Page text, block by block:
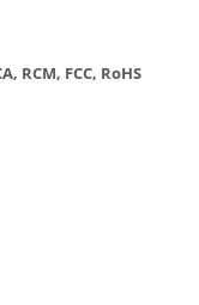
RCM, FCC, RoHS